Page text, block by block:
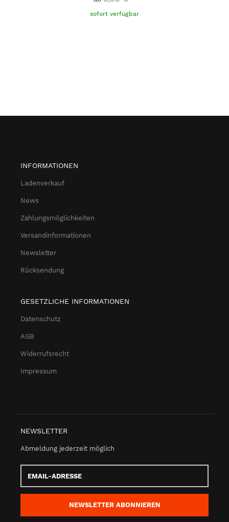
sofort verfügbar
INFORMATIONEN
Ladenverkauf
News
Zahlungsmöglichkeiten
Versandinformationen
Newsletter
Rücksendung
GESETZLICHE INFORMATIONEN
Datenschutz
AGB
Widerrufsrecht
Impressum
NEWSLETTER
Abmeldung jederzeit möglich
Adresse
NEWSLETTER ABONNIEREN